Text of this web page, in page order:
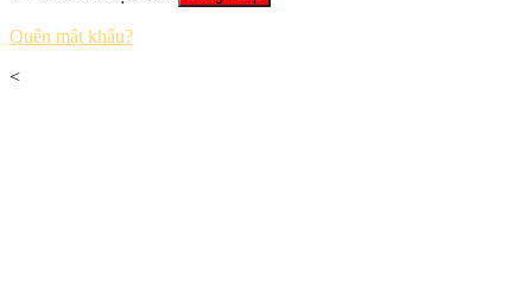
Quên mật khẩu?
<